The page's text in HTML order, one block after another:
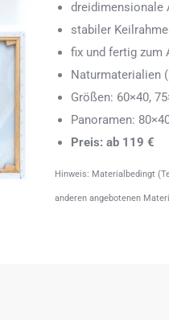
dreidimensionale
stabiler
fix und fertig zum
Naturmaterialien
Größen: 60×40,
Panoramen:
Preis: ab 119 €
Hinweis: Materialbedingt
anderen angebotenen